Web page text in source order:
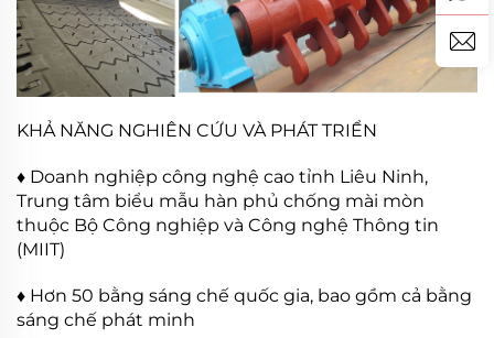
KHẢ NĂNG NGHIÊN CỨU VÀ PHÁT TRIỂN
♦ Doanh nghiệp công nghệ cao tỉnh Liêu Ninh,
Trung tâm biểu mẫu hàn phủ chống mài mòn
thuộc Bộ Công nghiệp và Công nghệ Thông tin
(MIIT)
♦ Hơn 50 bằng sáng chế quốc gia, bao gồm cả bằng
sáng chế phát minh